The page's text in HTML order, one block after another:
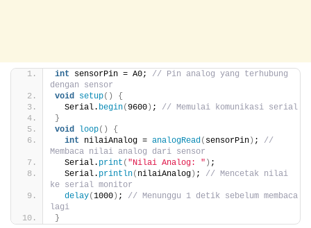
int sensorPin = A0; // Pin analog yang terhubung
dengan sensor
void setup()
{
  Serial.
begin(9600 ) ; // Memulai komunikasi serial
}
void
loop()
{
int nilaiAnalog = analogRead( sensorPin ) ; //
Membaca nilai analog dari sensor
  Serial.
print ( "Nilai Analog: " ) ;
  Serial.
println( nilaiAnalog ) ; // Mencetak nilai
ke serial monitor
delay(1000 ) ; // Menunggu 1 detik sebelum membaca
lagi
}